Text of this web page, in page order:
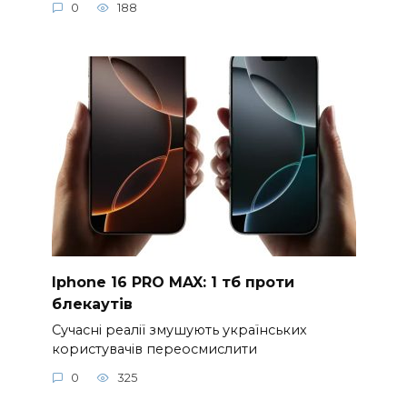
0 188
Iphone 16 PRO MAX: 1 тб проти
блекаутів
Сучасні реалії змушують українських
користувачів переосмислити
0 325